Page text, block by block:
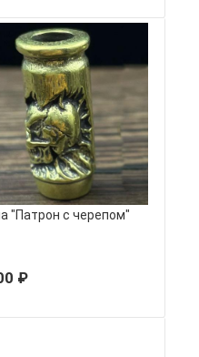
"Патрон с черепом"
₽